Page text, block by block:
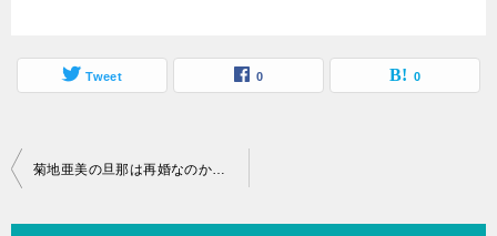
Tweet 0 0
投
菊地亜美の旦那は再婚なのか？衝撃の真実とは！子供画像が！